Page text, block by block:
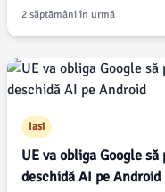
2 săptămâni în urmă
Iasi
UE va obliga Google
deschidă AI pe Android